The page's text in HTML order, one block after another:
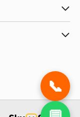
📞